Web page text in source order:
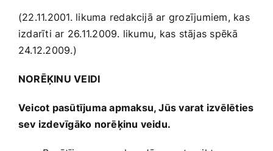
(22.11.2001. likuma redakcijā ar grozījumiem, kas
izdarīti ar 26.11.2009. likumu, kas stājas spēkā
24.12.2009.)
NORĒĶINU VEIDI
Veicot pasūtījuma apmaksu, Jūs varat izvēlēties
sev izdevīgāko norēķinu veidu.